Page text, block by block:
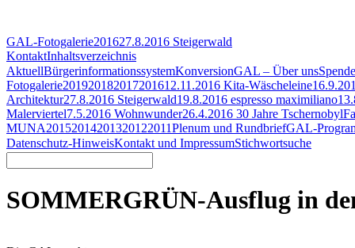
GAL-Fotogalerie201627.8.2016 Steigerwald
KontaktInhaltsverzeichnis
AktuellBürgerinformationssystemKonversionGAL – Über uns
Fotogalerie201920182017201612.11.2016 Kita-Wäscheleine
Architektur27.8.2016 Steigerwald19.8.2016 espresso maximiliano
Malerviertel7.5.2016 Wohnwunder26.4.2016 30 Jahre Tschernobyl
MUNA20152014201320122011Plenum und RundbriefGAL-
Datenschutz-HinweisKontakt und ImpressumStichwortsuche
SOMMERGRÜN-Ausflug in